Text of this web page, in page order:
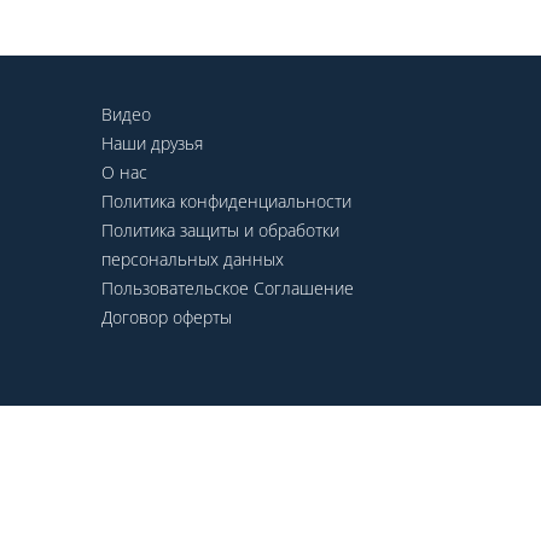
Видео
Наши друзья
О нас
Политика конфиденциальности
Политика защиты и обработки
персональных данных
Пользовательское Соглашение
Договор оферты